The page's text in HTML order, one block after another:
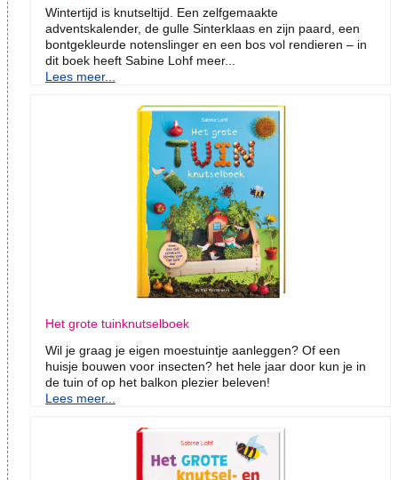
Wintertijd is knutseltijd. Een zelfgemaakte
adventskalender, de gulle Sinterklaas en zijn paard, een
bontgekleurde notenslinger en een bos vol rendieren – in
dit boek heeft Sabine Lohf meer...
Lees meer...
Het grote tuinknutselboek
Wil je graag je eigen moestuintje aanleggen? Of een
huisje bouwen voor insecten? het hele jaar door kun je in
de tuin of op het balkon plezier beleven!
Lees meer...